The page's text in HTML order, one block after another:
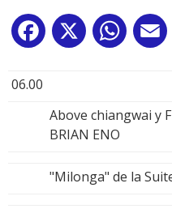
Facebook
X
06.00
Above chiangwai y
BRIAN ENO
"Milonga" de la